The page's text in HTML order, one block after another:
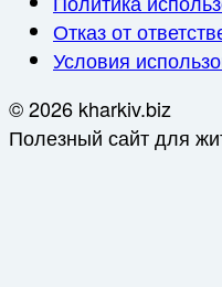
Отказ от
Условия
© 2026 kharkiv.biz
Полезный сайт для